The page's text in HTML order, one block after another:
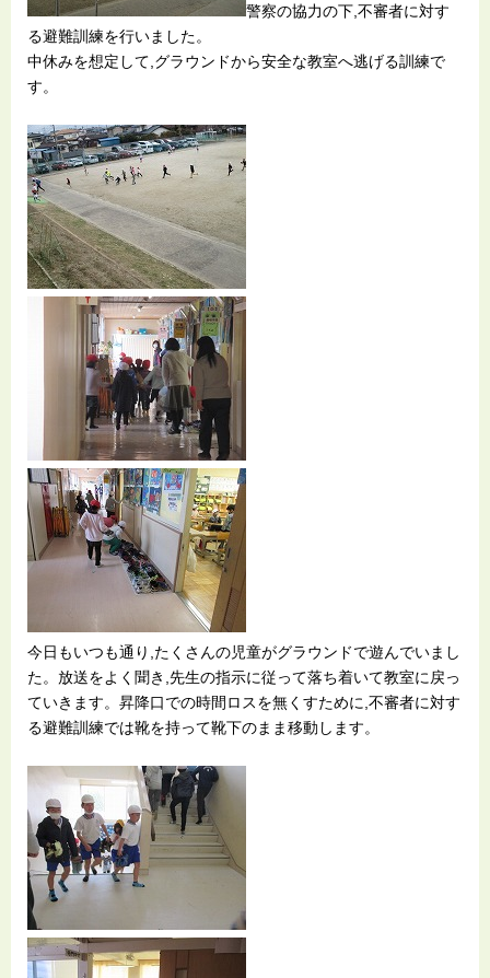
警察の協力の下,不審者に対す
る避難訓練を行いました。
中休みを想定して,グラウンドから安全な教室へ逃げる訓練で
す。
今日もいつも通り,たくさんの児童がグラウンドで遊んでいまし
た。放送をよく聞き,先生の指示に従って落ち着いて教室に戻っ
ていきます。昇降口での時間ロスを無くすために,不審者に対す
る避難訓練では靴を持って靴下のまま移動します。